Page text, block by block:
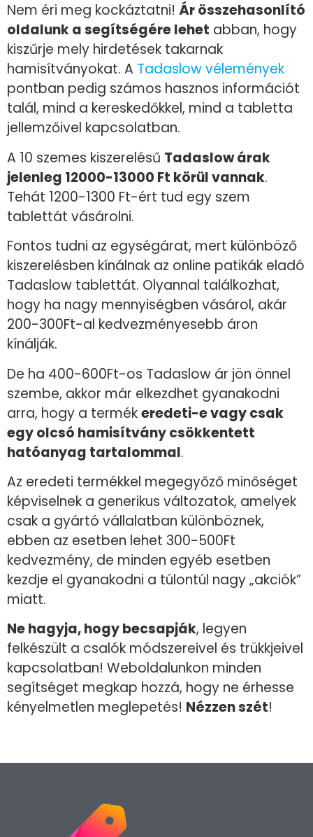
Nem éri meg kockáztatni! Ár összehasonlító
oldalunk a segítségére lehet abban, hogy
kiszűrje mely hirdetések takarnak
hamisítványokat. A Tadaslow vélemények
pontban pedig számos hasznos információt
talál, mind a kereskedőkkel, mind a tabletta
jellemzőivel kapcsolatban.
A 10 szemes kiszerelésű Tadaslow árak
jelenleg 12000-13000 Ft körül vannak.
Tehát 1200-1300 Ft-ért tud egy szem
tablettát vásárolni.
Fontos tudni az egységárat, mert különböző
kiszerelésben kínálnak az online patikák eladó
Tadaslow tablettát. Olyannal találkozhat,
hogy ha nagy mennyiségben vásárol, akár
200-300Ft-al kedvezményesebb áron
kínálják.
De ha 400-600Ft-os Tadaslow ár jön önnel
szembe, akkor már elkezdhet gyanakodni
arra, hogy a termékeredeti-e vagy csak
egy olcsó hamisítvány csökkentett
hatóanyag tartalommal.
Az eredeti termékkel megegyőző minőséget
képviselnek a generikus változatok, amelyek
csak a gyártó vállalatban különböznek,
ebben az esetben lehet 300-500Ft
kedvezmény, de minden egyéb esetben
kezdje el gyanakodni a túlontúl nagy „akciók”
miatt.
Ne hagyja, hogy becsapják, legyen
felkészült a csalók módszereivel és trükkjeivel
kapcsolatban! Weboldalunkon minden
segítséget megkap hozzá, hogy ne érhesse
kényelmetlen meglepetés! Nézzen szét!